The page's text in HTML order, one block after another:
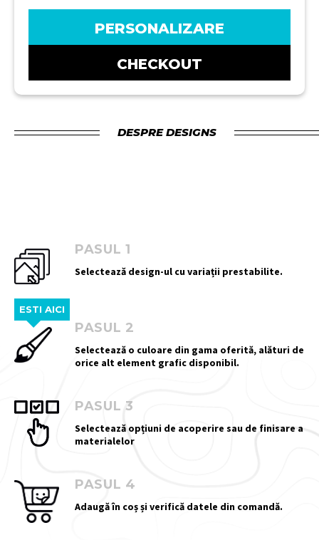
PERSONALIZARE
CHECKOUT
DESPRE DESIGNS
PASUL 1
Selectează design-ul cu variații prestabilite.
ESTI AICI
PASUL 2
Selectează o culoare din gama oferită, alături de
orice alt element grafic disponibil.
PASUL 3
Selectează opțiuni de acoperire sau de finisare a
materialelor
PASUL 4
Adaugă în coș și verifică datele din comandă.